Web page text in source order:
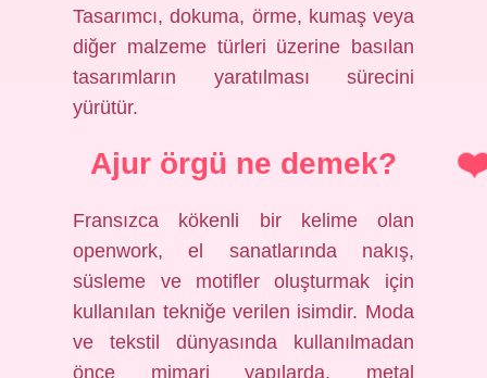
Tasarımcı, dokuma, örme, kumaş veya
diğer malzeme türleri üzerine basılan
tasarımların yaratılması sürecini
yürütür.
Ajur örgü ne demek?
Fransızca kökenli bir kelime olan
openwork, el sanatlarında nakış,
süsleme ve motifler oluşturmak için
kullanılan tekniğe verilen isimdir. Moda
ve tekstil dünyasında kullanılmadan
önce mimari yapılarda, metal